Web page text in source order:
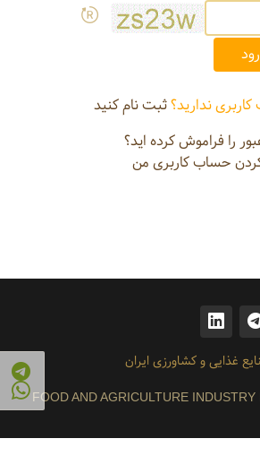
ندارید؟ثبت نام کنید
را فراموش کرده اید؟
حساب کاربری من
غذایی و کشاورزی ایران
FOOD AND AGRICULTURE